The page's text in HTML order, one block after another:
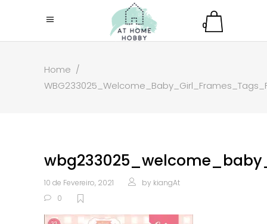
0
Home /
10 de Fevereiro, 2021 by kiangAt
0